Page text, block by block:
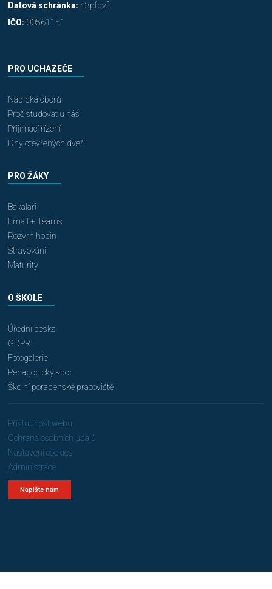
Datová schránka: h3pfdvf
IČO: 00561151
PRO UCHAZEČE
Nabídka oborů
Proč studovat u nás
Přijímací řízení
Dny otevřených dveří
PRO ŽÁKY
Bakaláři
Email + Teams
Rozvrh hodin
Stravování
Maturity
O ŠKOLE
Úřední deska
GDPR
Fotogalerie
Pedagogický sbor
Školní poradenské pracoviště
Přístupnost webu
Ochrana osobních údajů
Nastavení cookies
Administrace
Napište nám